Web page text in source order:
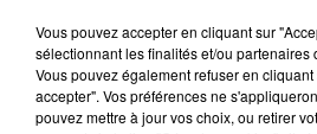
Vous pouvez accepter en cliquant sur
sélectionnant les finalités et/ou partenaires
Vous pouvez également refuser en
accepter". Vos préférences ne
pouvez mettre à jour vos choix, ou retirer